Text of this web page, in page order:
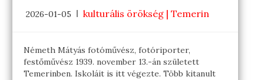
2026-01-05 kulturális örökség | Temerin
Németh Mátyás fotóművész, fotóriporter,
festőművész 1939. november 13.-án született
Temerinben. Iskoláit is itt végezte. Több kitanult